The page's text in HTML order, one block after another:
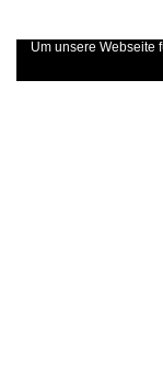
Um unsere Webseite